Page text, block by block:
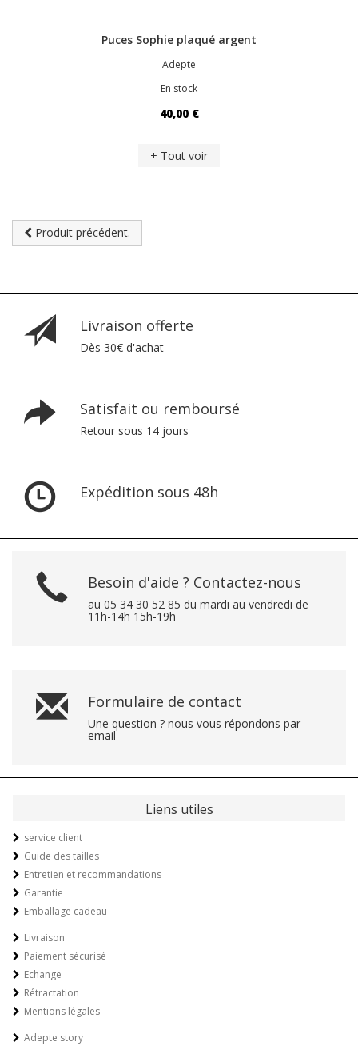
Puces Sophie plaqué argent
Adepte
En stock
40,00 €
+ Tout voir
Produit précédent.
Livraison offerte
Dès 30€ d'achat
Satisfait ou remboursé
Retour sous 14 jours
Expédition sous 48h
Besoin d'aide ? Contactez-nous
au 05 34 30 52 85 du mardi au vendredi de
11h-14h 15h-19h
Formulaire de contact
Une question ? nous vous répondons par
email
Liens utiles
service client
Guide des tailles
Entretien et recommandations
Garantie
Emballage cadeau
Livraison
Paiement sécurisé
Echange
Rétractation
Mentions légales
Adepte story